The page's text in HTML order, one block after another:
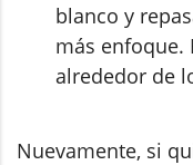
blanco y
más enfoque.
alrededor de
Nuevamente, si